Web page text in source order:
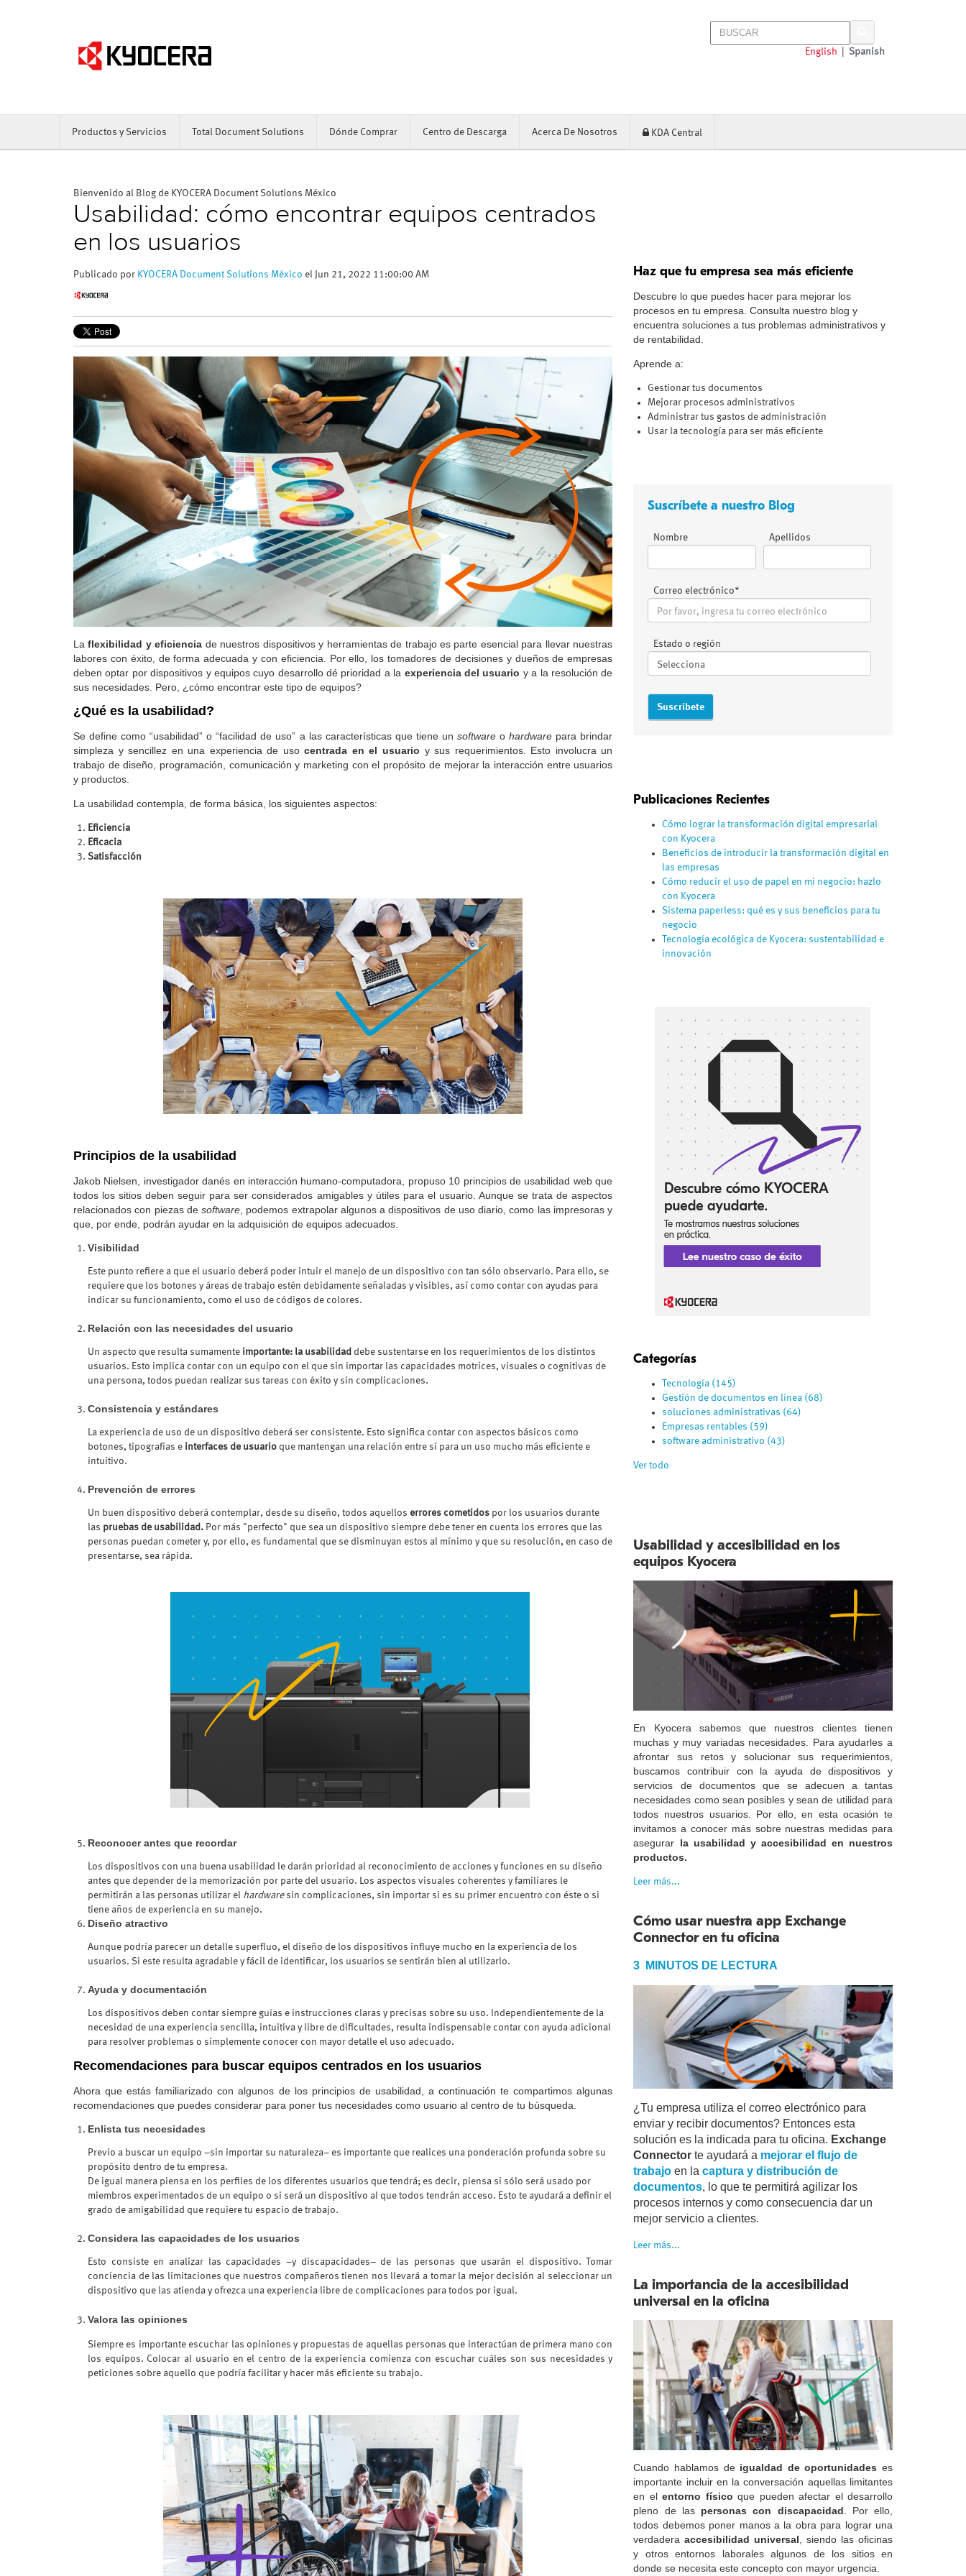
English Spanish
Productos y Servicios Total Document Solutions Dónde Comprar Centro de Descarga Acerca De Nosotros KDA Central
Bienvenido al Blog de KYOCERA Document Solutions México
Usabilidad: cómo encontrar equipos centrados
en los usuarios
Publicado por KYOCERA Document Solutions México el Jun 21, 2022 11:00:00 AM
Laflexibilidad y eficiencia de nuestros dispositivos y herramientas de trabajo es parte esencial para llevar nuestras
labores con éxito, de forma adecuada y con eficiencia. Por ello, los tomadores de decisiones y dueños de empresas
deben optar por dispositivos y equipos cuyo desarrollo dé prioridad a la experiencia del usuario y a la resolución de
sus necesidades. Pero, ¿cómo encontrar este tipo de equipos?
¿Qué es la usabilidad?
Se define como “usabilidad” o “facilidad de uso” a las características que tiene un softwareohardware para brindar
simpleza y sencillez en una experiencia de usocentrada en el usuario y sus requerimientos. Esto involucra un
trabajo de diseño, programación, comunicación y marketing con el propósito de mejorar la interacción entre usuarios
y productos.
La usabilidad contempla, de forma básica, los siguientes aspectos:
Eficiencia
Eficacia
Satisfacción
Principios de la usabilidad
Jakob Nielsen, investigador danés en interacción humano-computadora, propuso 10 principios de usabilidad web que
todos los sitios deben seguir para ser considerados amigables y útiles para el usuario. Aunque se trata de aspectos
relacionados con piezas desoftware, podemos extrapolar algunos a dispositivos de uso diario, como las impresoras y
que, por ende, podrán ayudar en la adquisición de equipos adecuados.
Visibilidad
Este punto refiere a que el usuario deberá poder intuir el manejo de un dispositivo con tan sólo observarlo. Para ello, se
requiere que los botones y áreas de trabajo estén debidamente señaladas y visibles, así como contar con ayudas para
indicar su funcionamiento, como el uso de códigos de colores.
Relación con las necesidades del usuario
Un aspecto que resulta sumamente importante: la usabilidad debe sustentarse en los requerimientos de los distintos
usuarios. Esto implica contar con un equipo con el que sin importar las capacidades motrices, visuales o cognitivas de
una persona, todos puedan realizar sus tareas con éxito y sin complicaciones.
Consistencia y estándares
La experiencia de uso de un dispositivo deberá ser consistente. Esto significa contar con aspectos básicos como
botones, tipografías e interfaces de usuario que mantengan una relación entre sí para un uso mucho más eficiente e
intuitivo.
Prevención de errores
Un buen dispositivo deberá contemplar, desde su diseño, todos aquellos errores cometidos por los usuarios durante
las pruebas de usabilidad. Por más "perfecto" que sea un dispositivo siempre debe tener en cuenta los errores que las
personas puedan cometer y, por ello, es fundamental que se disminuyan estos al mínimo y que su resolución, en caso de
presentarse, sea rápida.
Reconocer antes que recordar
Los dispositivos con una buena usabilidad le darán prioridad al reconocimiento de acciones y funciones en su diseño
antes que depender de la memorización por parte del usuario. Los aspectos visuales coherentes y familiares le
permitirán a las personas utilizar el hardware sin complicaciones, sin importar si es su primer encuentro con éste o si
tiene años de experiencia en su manejo.
Diseño atractivo
Aunque podría parecer un detalle superfluo, el diseño de los dispositivos influye mucho en la experiencia de los
usuarios. Si este resulta agradable y fácil de identificar, los usuarios se sentirán bien al utilizarlo.
Ayuda y documentación
Los dispositivos deben contar siempre guías e instrucciones claras y precisas sobre su uso. Independientemente de la
necesidad de una experiencia sencilla, intuitiva y libre de dificultades, resulta indispensable contar con ayuda adicional
para resolver problemas o simplemente conocer con mayor detalle el uso adecuado.
Recomendaciones para buscar equipos centrados en los usuarios
Ahora que estás familiarizado con algunos de los principios de usabilidad, a continuación te compartimos algunas
recomendaciones que puedes considerar para poner tus necesidades como usuario al centro de tu búsqueda.
Enlista tus necesidades
Previo a buscar un equipo –sin importar su naturaleza– es importante que realices una ponderación profunda sobre su
propósito dentro de tu empresa.
De igual manera piensa en los perfiles de los diferentes usuarios que tendrá; es decir, piensa si sólo será usado por
miembros experimentados de un equipo o si será un dispositivo al que todos tendrán acceso. Esto te ayudará a definir el
grado de amigabilidad que requiere tu espacio de trabajo.
Considera las capacidades de los usuarios
Esto consiste en analizar las capacidades –y discapacidades– de las personas que usarán el dispositivo. Tomar
conciencia de las limitaciones que nuestros compañeros tienen nos llevará a tomar la mejor decisión al seleccionar un
dispositivo que las atienda y ofrezca una experiencia libre de complicaciones para todos por igual.
Valora las opiniones
Siempre es importante escuchar las opiniones y propuestas de aquellas personas que interactúan de primera mano con
los equipos. Colocar al usuario en el centro de la experiencia comienza con escuchar cuáles son sus necesidades y
peticiones sobre aquello que podría facilitar y hacer más eficiente su trabajo.
Haz que tu empresa sea más eficiente
Descubre lo que puedes hacer para mejorar los
procesos en tu empresa. Consulta nuestro blog y
encuentra soluciones a tus problemas administrativos y
de rentabilidad.
Aprende a:
Gestionar tus documentos
Mejorar procesos administrativos
Administrar tus gastos de administración
Usar la tecnología para ser más eficiente
Suscríbete a nuestro Blog
Nombre Apellidos
Correo electrónico*
Estado o región
Publicaciones Recientes
Cómo lograr la transformación digital empresarial
con Kyocera
Beneficios de introducir la transformación digital en
las empresas
Cómo reducir el uso de papel en mi negocio: hazlo
con Kyocera
Sistema paperless: qué es y sus beneficios para tu
negocio
Tecnología ecológica de Kyocera: sustentabilidad e
innovación
Categorías
Tecnología (145)
Gestión de documentos en línea (68)
soluciones administrativas (64)
Empresas rentables (59)
software administrativo (43)
Ver todo
Usabilidad y accesibilidad en los
equipos Kyocera
En Kyocera sabemos que nuestros clientes tienen
muchas y muy variadas necesidades. Para ayudarles a
afrontar sus retos y solucionar sus requerimientos,
buscamos contribuir con la ayuda de dispositivos y
servicios de documentos que se adecuen a tantas
necesidades como sean posibles y sean de utilidad para
todos nuestros usuarios. Por ello, en esta ocasión te
invitamos a conocer más sobre nuestras medidas para
asegurar la usabilidad y accesibilidad en nuestros
productos.
Leer más...
Cómo usar nuestra app Exchange
Connector en tu oficina
3 MINUTOS DE LECTURA
¿Tu empresa utiliza el correo electrónico para
enviar y recibir documentos? Entonces esta
solución es la indicada para tu oficina. Exchange
Connector te ayudará a mejorar el flujo de
trabajo en lacaptura y distribución de
documentos, lo que te permitirá agilizar los
procesos internos y como consecuencia dar un
mejor servicio a clientes.
Leer más...
La importancia de la accesibilidad
universal en la oficina
Cuando hablamos de igualdad de oportunidades es
importante incluir en la conversación aquellas limitantes
en elentorno físico que pueden afectar el desarrollo
pleno de las personas con discapacidad . Por ello,
todos debemos poner manos a la obra para lograr una
verdaderaaccesibilidad universal , siendo las oficinas
y otros entornos laborales algunos de los sitios en
donde se necesita este concepto con mayor urgencia.